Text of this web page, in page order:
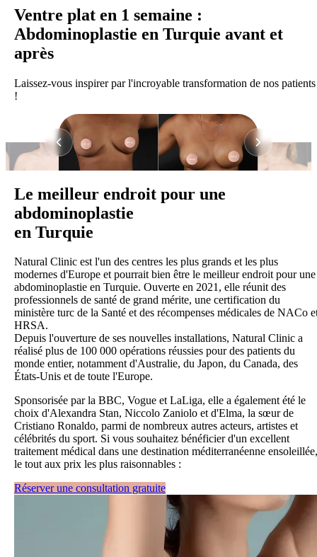
Ventre plat en 1 semaine :
Abdominoplastie en Turquie avant et
après
Laissez-vous inspirer par l'incroyable transformation de nos patients
!
Le meilleur endroit pour une
abdominoplastie
en Turquie
Natural Clinic est l'un des centres les plus grands et les plus
modernes d'Europe et pourrait bien être le meilleur endroit pour une
abdominoplastie en Turquie. Ouverte en 2021, elle réunit des
professionnels de santé de grand mérite, une certification du
ministère turc de la Santé et des récompenses médicales de NACo
HRSA.
Depuis l'ouverture de ses nouvelles installations, Natural Clinic a
réalisé plus de 100 000 opérations réussies pour des patients du
monde entier, notamment d'Australie, du Japon, du Canada, des
États-Unis et de toute l'Europe.
Sponsorisée par la BBC, Vogue et LaLiga, elle a également été le
choix d'Alexandra Stan, Niccolo Zaniolo et d'Elma, la sœur de
Cristiano Ronaldo, parmi de nombreux autres acteurs, artistes et
célébrités du sport. Si vous souhaitez bénéficier d'un excellent
traitement médical dans une destination méditerranéenne ensoleillée,
le tout aux prix les plus raisonnables :
Réserver une consultation gratuite